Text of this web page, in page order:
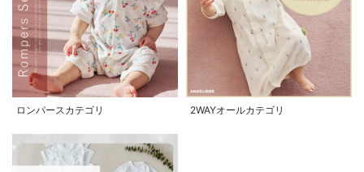
ロンパースカテゴリ 2WAYオールカテゴリ